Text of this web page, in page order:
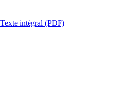
Texte intégral (PDF)